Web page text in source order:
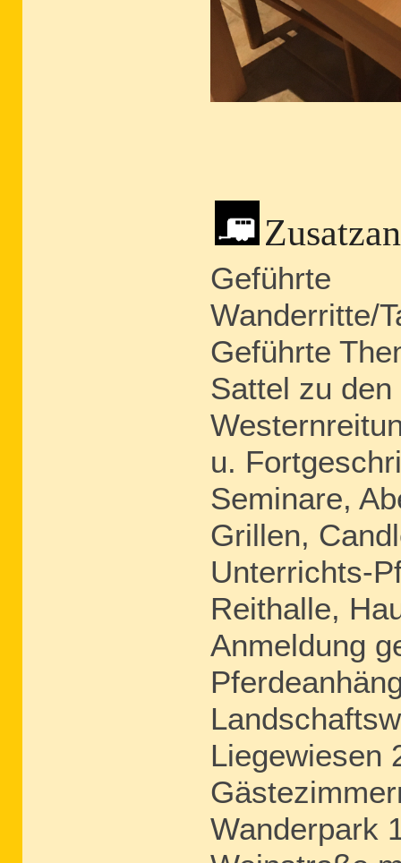
Geführte
Wanderritte/
Geführte
Sattel zu den
u.
Seminare,
Grillen,
Unterrichts-
Reithalle,
Anmeldung
Liegewiesen
Wanderpark